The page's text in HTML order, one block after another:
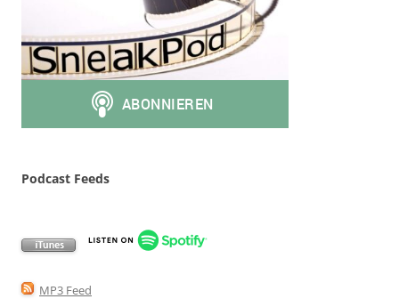
Podcast Feeds
MP3 Feed